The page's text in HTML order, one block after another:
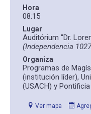
Hora
08:15
Lugar
Auditórium "Dr.
(Independencia
Organiza
Programas de
(institución líder),
(USACH) y
Ver mapa